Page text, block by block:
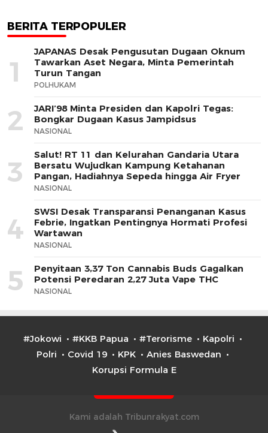
BERITA TERPOPULER
1
JAPANAS Desak Pengusutan Dugaan Oknum
Tawarkan Aset Negara, Minta Pemerintah
Turun Tangan
POLHUKAM
2
JARI’98 Minta Presiden dan Kapolri Tegas:
Bongkar Dugaan Kasus Jampidsus
NASIONAL
3
Salut! RT 11 dan Kelurahan Gandaria Utara
Bersatu Wujudkan Kampung Ketahanan
Pangan, Hadiahnya Sepeda hingga Air Fryer
NASIONAL
4
SWSI Desak Transparansi Penanganan Kasus
Febrie, Ingatkan Pentingnya Hormati Profesi
Wartawan
NASIONAL
5
Penyitaan 3,37 Ton Cannabis Buds Gagalkan
Potensi Peredaran 2,27 Juta Vape THC
NASIONAL
#Jokowi #KKB Papua #Terorisme
Kapolri
Polri
Covid 19 KPK
Anies Baswedan
Korupsi Formula E
Kami adalah Tribunrakyat.com